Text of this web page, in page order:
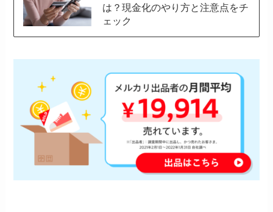
は？現金化のやり方と注意点をチ
ェック